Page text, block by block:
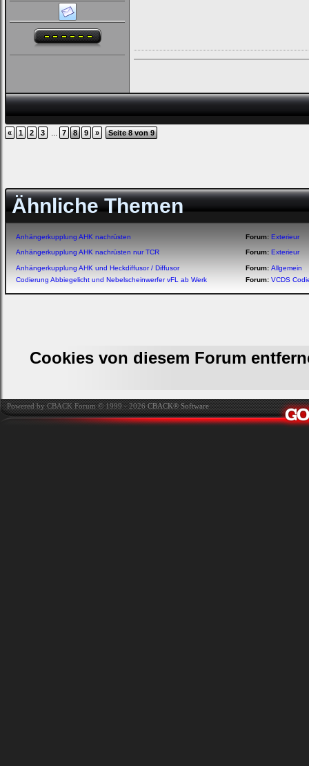
« 1 2 3 ... 7 8 9 » Seite 8 von 9
Ähnliche Themen
Anhängerkupplung AHK nachrüsten Forum: Exterieur
Anhängerkupplung AHK nachrüsten nur TCR
Forum: Exterieur
Anhängerkupplung AHK und Heckdiffusor / Diffusor Forum: Allgemein
Codierung Abbiegelicht und Nebelscheinwerfer vFL ab Werk
Forum: VCDS
Cookies von diesem Forum
Powered by CBACK Forum © 1999 - 2026CBACK® Software